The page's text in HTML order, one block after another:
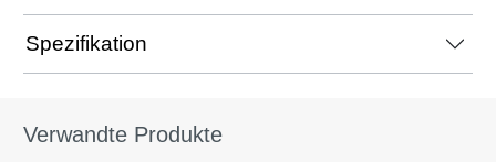
Spezifikation
Verwandte Produkte